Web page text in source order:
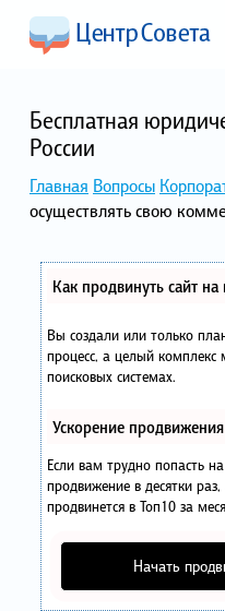
Бесплатная
России
Главная Вопросы
осуществлять свою
Как продвинуть сайт
Вы создали или только
процесс, а целый
поисковых системах.
Ускорение продвижения
Если вам трудно попасть
продвижение в десятки
продвинется в Топ10 за
Начать